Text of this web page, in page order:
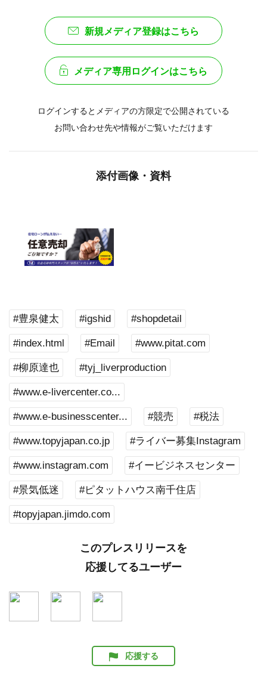
新規メディア登録はこちら
メディア専用ログインはこちら
ログインするとメディアの方限定で公開されている
お問い合わせ先や情報がご覧いただけます
添付画像・資料
#豊泉健太 #igshid #shopdetail
#index.html #Email #www.pitat.com
#柳原達也 #tyj_liverproduction
#www.e-livercenter.co...
#www.e-businesscenter... #競売 #税法
#www.topyjapan.co.jp #ライバー募集Instagram
#www.instagram.com #イービジネスセンター
#景気低迷 #ピタットハウス南千住店
#topyjapan.jimdo.com
このプレスリリースを
応援してるユーザー
応援する